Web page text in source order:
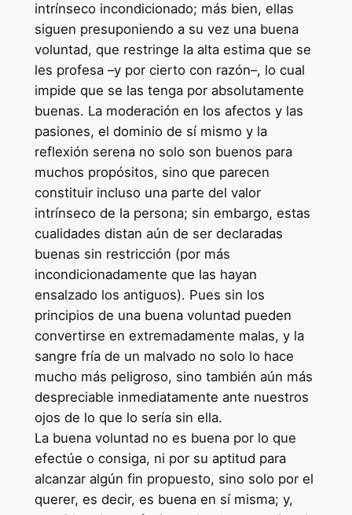
intrínseco incondicionado; más bien, ellas
siguen presuponiendo a su vez una buena
voluntad, que restringe la alta estima que se
les profesa –y por cierto con razón–, lo cual
impide que se las tenga por absolutamente
buenas. La moderación en los afectos y las
pasiones, el dominio de sí mismo y la
reflexión serena no solo son buenos para
muchos propósitos, sino que parecen
constituir incluso una parte del valor
intrínseco de la persona; sin embargo, estas
cualidades distan aún de ser declaradas
buenas sin restricción (por más
incondicionadamente que las hayan
ensalzado los antiguos). Pues sin los
principios de una buena voluntad pueden
convertirse en extremadamente malas, y la
sangre fría de un malvado no solo lo hace
mucho más peligroso, sino también aún más
despreciable inmediatamente ante nuestros
ojos de lo que lo sería sin ella.
La buena voluntad no es buena por lo que
efectúe o consiga, ni por su aptitud para
alcanzar algún fin propuesto, sino solo por el
querer, es decir, es buena en sí misma; y,